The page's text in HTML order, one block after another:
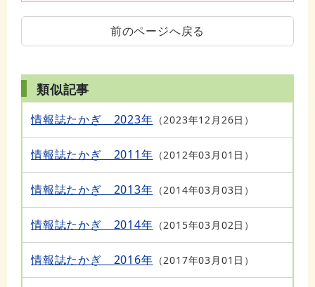
前のページへ戻る
類似記事
情報誌たかぎ 2023年 2023年12月26日
情報誌たかぎ 2011年 2012年03月01日
情報誌たかぎ 2013年 2014年03月03日
情報誌たかぎ 2014年 2015年03月02日
情報誌たかぎ 2016年 2017年03月01日